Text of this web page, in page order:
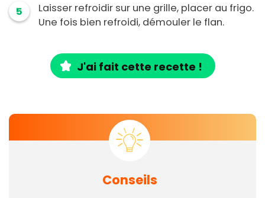
5
Laisser refroidir sur une grille, placer au frigo.
Une fois bien refroidi, démouler le flan.
J'ai fait cette recette !
Conseils